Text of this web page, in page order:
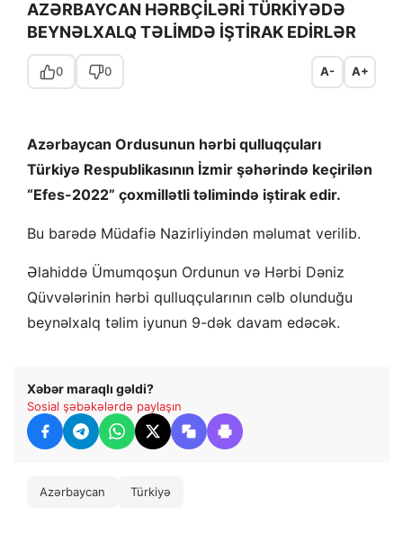
AZƏRBAYCAN HƏRBÇİLƏRİ TÜRKİYƏDƏ
BEYNƏLXALQ TƏLİMDƏ İŞTİRAK EDİRLƏR
0 0 A- A+
Azərbaycan Ordusunun hərbi qulluqçuları
Türkiyə Respublikasının İzmir şəhərində keçirilən
“Efes-2022” çoxmillətli təlimində iştirak edir.
Bu barədə Müdafiə Nazirliyindən məlumat verilib.
Əlahiddə Ümumqoşun Ordunun və Hərbi Dəniz
Qüvvələrinin hərbi qulluqçularının cəlb olunduğu
beynəlxalq təlim iyunun 9-dək davam edəcək.
Xəbər maraqlı gəldi?
Sosial şəbəkələrdə paylaşın
Azərbaycan Türkiyə